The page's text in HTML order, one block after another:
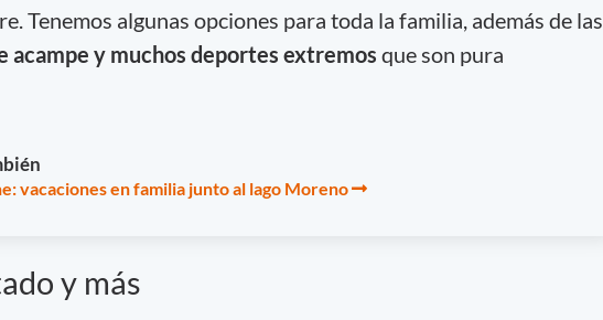
Tenemos algunas opciones para toda la familia, además de las
acampe y muchos deportes extremos que son pura
vacaciones en familia junto al lago Moreno
y más